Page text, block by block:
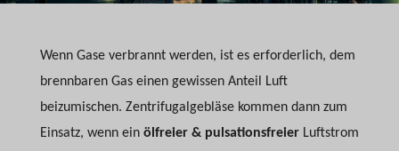
Wenn Gase verbrannt werden, ist es erforderlich, dem
brennbaren Gas einen gewissen Anteil Luft
beizumischen. Zentrifugalgebläse kommen dann zum
Einsatz, wenn ein ölfreier & pulsationsfreierLuftstrom